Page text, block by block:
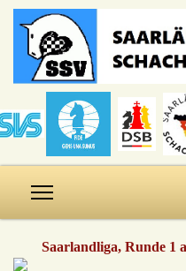
Saarlandliga, Runde 1